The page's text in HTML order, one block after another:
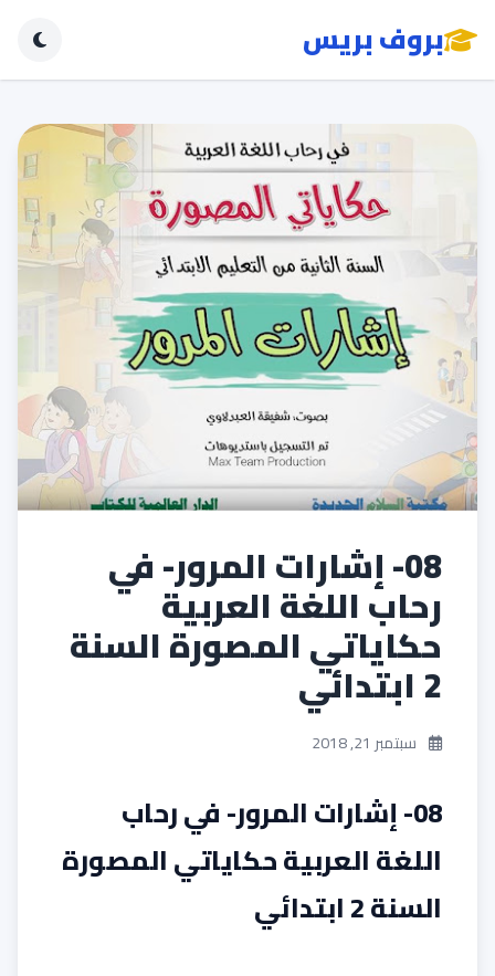
بروف بريس
08- إشارات المرور- في
رحاب اللغة العربية
حكاياتي المصورة السنة
2 ابتدائي
سبتمبر 21, 2018
08- إشارات المرور- في رحاب
اللغة العربية حكاياتي المصورة
السنة 2 ابتدائي